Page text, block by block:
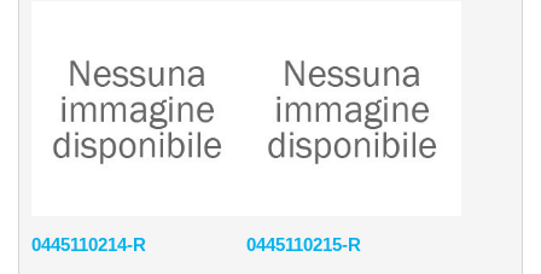
0445110214-R 0445110215-R